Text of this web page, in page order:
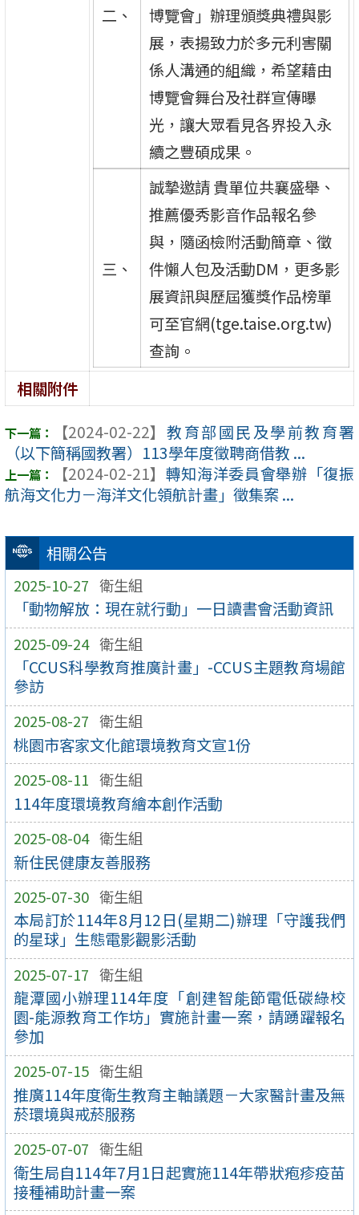
相關公告
2025-10-27 衛生組
「動物解放：現在就行動」一日讀書會活動資訊
2025-09-24 衛生組
「CCUS科學教育推廣計畫」-CCUS主題教育場館
參訪
2025-08-27 衛生組
桃園市客家文化館環境教育文宣1份
2025-08-11 衛生組
114年度環境教育繪本創作活動
2025-08-04 衛生組
新住民健康友善服務
2025-07-30 衛生組
本局訂於114年8月12日(星期二)辦理「守護我們
的星球」生態電影觀影活動
2025-07-17 衛生組
龍潭國小辦理114年度「創建智能節電低碳綠校
園-能源教育工作坊」實施計畫一案，請踴躍報名
參加
2025-07-15 衛生組
推廣114年度衛生教育主軸議題－大家醫計畫及無
菸環境與戒菸服務
2025-07-07 衛生組
衛生局自114年7月1日起實施114年帶狀疱疹疫苗
接種補助計畫一案
二、
博覽會」辦理頒獎典禮與影
展，表揚致力於多元利害關
係人溝通的組織，希望藉由
博覽會舞台及社群宣傳曝
光，讓大眾看見各界投入永
續之豐碩成果。
三、
誠摯邀請 貴單位共襄盛舉、
推薦優秀影音作品報名參
與，隨函檢附活動簡章、徵
件懶人包及活動DM，更多影
展資訊與歷屆獲獎作品榜單
可至官網(tge.taise.org.tw)
查詢。
相關附件
【2024-02-22】 教育部國民及學前教育署
（以下簡稱國教署）113學年度徵聘商借教 ...
【2024-02-21】 轉知海洋委員會舉辦「復振
航海文化力－海洋文化領航計畫」徵集案 ...